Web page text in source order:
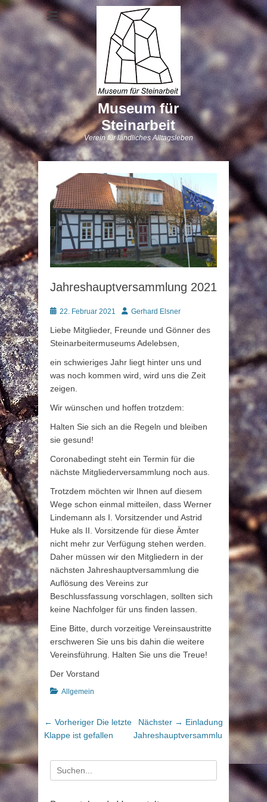
Museum für
Steinarbeit
Verein für ländliches Alltagsleben
Jahreshauptversammlung 2021
Posted22. Februar 2021 AutorGerhard Elsner
Liebe Mitglieder, Freunde und Gönner des
Steinarbeitermuseums Adelebsen,
ein schwieriges Jahr liegt hinter uns und
was noch kommen wird, wird uns die Zeit
zeigen.
Wir wünschen und hoffen trotzdem:
Halten Sie sich an die Regeln und bleiben
sie gesund!
Coronabedingt steht ein Termin für die
nächste Mitgliederversammlung noch aus.
Trotzdem möchten wir Ihnen auf diesem
Wege schon einmal mitteilen, dass Werner
Lindemann als I. Vorsitzender und Astrid
Huke als II. Vorsitzende für diese Ämter
nicht mehr zur Verfügung stehen werden.
Daher müssen wir den Mitgliedern in der
nächsten Jahreshauptversammlung die
Auflösung des Vereins zur
Beschlussfassung vorschlagen, sollten sich
keine Nachfolger für uns finden lassen.
Eine Bitte, durch vorzeitige Vereinsaustritte
erschweren Sie uns bis dahin die weitere
Vereinsführung. Halten Sie uns die Treue!
Der Vorstand
Kategorien
Allgemein
Beitragsnavigation
← Vorheriger Vorheriger
Beitrag:
Die letzte
Klappe ist gefallen
Nächster → Nächster
Beitrag:
Einladung
Jahreshauptversammlung
Suche
nach: